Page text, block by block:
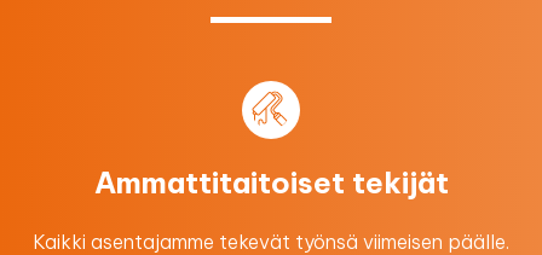
Ammattitaitoiset tekijät
Kaikki asentajamme tekevät työnsä viimeisen päälle.